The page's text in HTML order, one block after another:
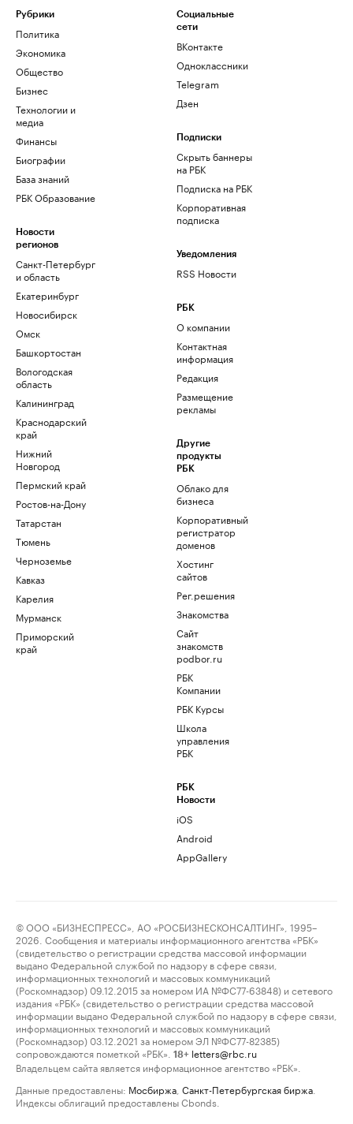
Рубрики
Политика
Экономика
Общество
Бизнес
Технологии и
медиа
Финансы
Биографии
База знаний
РБК Образование
Новости
регионов
Санкт-Петербург
и область
Екатеринбург
Новосибирск
Омск
Башкортостан
Вологодская
область
Калининград
Краснодарский
край
Нижний
Новгород
Пермский край
Ростов-на-Дону
Татарстан
Тюмень
Черноземье
Кавказ
Карелия
Мурманск
Приморский
край
Социальные
сети
ВКонтакте
Одноклассники
Telegram
Дзен
Подписки
Скрыть баннеры
на РБК
Подписка на РБК
Корпоративная
подписка
Уведомления
RSS Новости
РБК
О компании
Контактная
информация
Редакция
Размещение
рекламы
Другие
продукты
РБК
Облако для
бизнеса
Корпоративный
регистратор
доменов
Хостинг
сайтов
Рег.решения
Знакомства
Сайт
знакомств
podbor.ru
РБК
Компании
РБК Курсы
Школа
управления
РБК
РБК
Новости
iOS
Android
AppGallery
© ООО «БИЗНЕСПРЕСС», АО «РОСБИЗНЕСКОНСАЛТИНГ», 1995–
2026. Сообщения и материалы информационного агентства «РБК»
(свидетельство о регистрации средства массовой информации
выдано Федеральной службой по надзору в сфере связи,
информационных технологий и массовых коммуникаций
(Роскомнадзор) 09.12.2015 за номером ИА №ФС77-63848) и сетевого
издания «РБК» (свидетельство о регистрации средства массовой
информации выдано Федеральной службой по надзору в сфере связи,
информационных технологий и массовых коммуникаций
(Роскомнадзор) 03.12.2021 за номером ЭЛ №ФС77-82385)
сопровождаются пометкой «РБК».
18+ letters@rbc.ru
Владельцем сайта является информационное агентство «РБК».
Данные предоставлены: Мосбиржа Санкт-Петербургская биржа
Индексы облигаций предоставлены Cbonds.